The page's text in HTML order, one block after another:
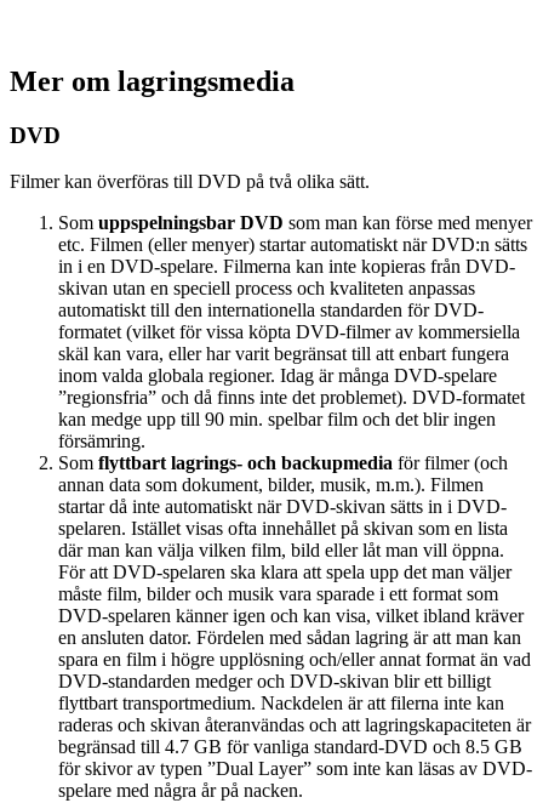
Mer om lagringsmedia
DVD
Filmer kan överföras till DVD på två olika sätt.
Som uppspelningsbar DVD som man kan förse med menyer
etc. Filmen (eller menyer) startar automatiskt när DVD:n sätts
in i en DVD-spelare. Filmerna kan inte kopieras från DVD-
skivan utan en speciell process och kvaliteten anpassas
automatiskt till den internationella standarden för DVD-
formatet (vilket för vissa köpta DVD-filmer av kommersiella
skäl kan vara, eller har varit begränsat till att enbart fungera
inom valda globala regioner. Idag är många DVD-spelare
”regionsfria” och då finns inte det problemet). DVD-formatet
kan medge upp till 90 min. spelbar film och det blir ingen
försämring.
Som flyttbart lagrings- och backupmedia för filmer (och
annan data som dokument, bilder, musik, m.m.). Filmen
startar då inte automatiskt när DVD-skivan sätts in i DVD-
spelaren. Istället visas ofta innehållet på skivan som en lista
där man kan välja vilken film, bild eller låt man vill öppna.
För att DVD-spelaren ska klara att spela upp det man väljer
måste film, bilder och musik vara sparade i ett format som
DVD-spelaren känner igen och kan visa, vilket ibland kräver
en ansluten dator. Fördelen med sådan lagring är att man kan
spara en film i högre upplösning och/eller annat format än vad
DVD-standarden medger och DVD-skivan blir ett billigt
flyttbart transportmedium. Nackdelen är att filerna inte kan
raderas och skivan återanvändas och att lagringskapaciteten är
begränsad till 4.7 GB för vanliga standard-DVD och 8.5 GB
för skivor av typen ”Dual Layer” som inte kan läsas av DVD-
spelare med några år på nacken.